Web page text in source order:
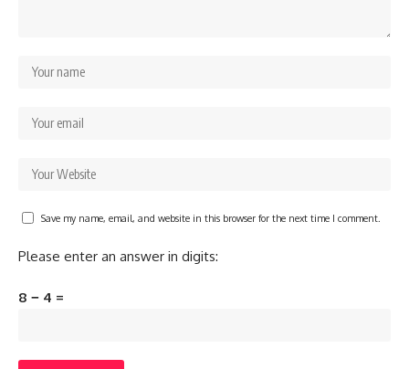
Save my name, email, and website in this browser for the next time I comment.
Please enter an answer in digits:
8 − 4 =